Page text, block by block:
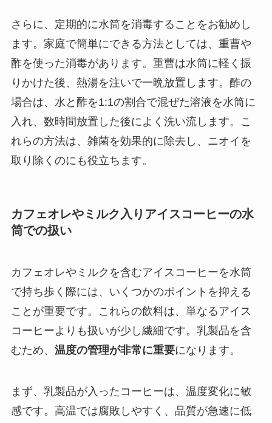
さらに、定期的に水筒を消毒することをお勧めし
ます。家庭で簡単にできる方法としては、重曹や
酢を使った消毒があります。重曹は水筒に軽く振
りかけた後、熱湯を注いで一晩放置します。酢の
場合は、水と酢を1:1の割合で混ぜた溶液を水筒に
入れ、数時間放置した後によく洗い流します。こ
れらの方法は、雑菌を効果的に除去し、ニオイを
取り除くのにも役立ちます。
カフェオレやミルク入りアイスコーヒーの水
筒での扱い
カフェオレやミルクを含むアイスコーヒーを水筒
で持ち歩く際には、いくつかのポイントを抑える
ことが重要です。これらの飲料は、単なるアイス
コーヒーよりも扱いが少し繊細です。乳製品を含
むため、 温度の管理が非常に重要になります。
まず、乳製品が入ったコーヒーは、温度変化に敏
感です。高温では腐敗しやすく、品質が急速に低